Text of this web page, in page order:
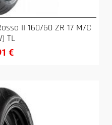
II 160/60 ZR 17 M/C
TL
€